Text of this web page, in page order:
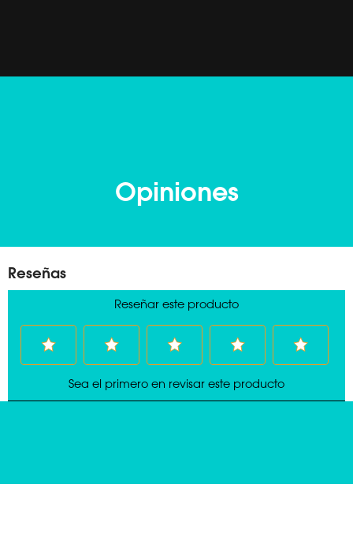
Opiniones